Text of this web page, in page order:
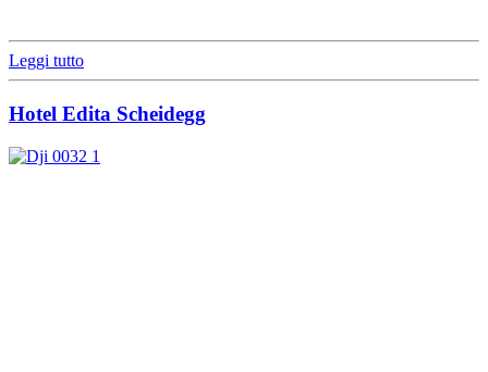
Leggi tutto
Hotel Edita Scheidegg